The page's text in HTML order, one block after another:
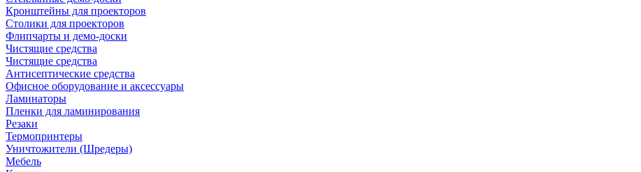
Кронштейны для проекторов
Столики для проекторов
Флипчарты и демо-доски
Чистящие средства
Чистящие средства
Антисептические средства
Офисное оборудование и аксессуары
Ламинаторы
Пленки для ламинирования
Резаки
Термопринтеры
Уничтожители (Шредеры)
Мебель